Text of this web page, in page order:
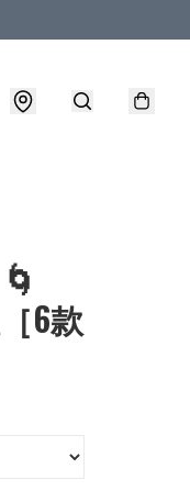
6款